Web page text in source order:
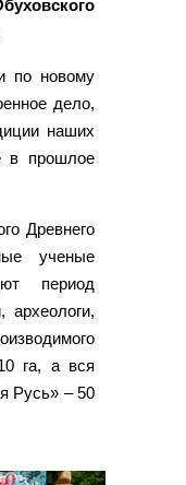
по новому
дело,
наших
в прошлое
Древнего
ученые
период
археологи,
га, а вся
Русь» – 50